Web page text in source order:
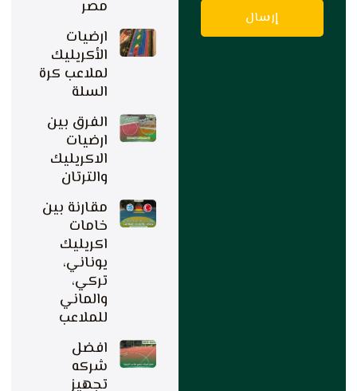
إرسال
مصر
ارضيات
الأكريليك
لملاعب كرة
السلة
الفرق بين
ارضيات
الاكريليك
والترتان
مقارنة بين
خامات
اكريليك
يوناني،
تركي،
والماني
للملاعب
افضل
شركه
تجهيز